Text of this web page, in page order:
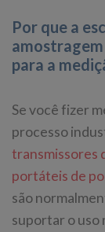
Por que a
para a
Se você fizer
processo
transmissores
portáteis de
são
suportar o uso